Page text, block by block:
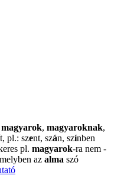
magyarok, magyaroknak,
pl.: szent, szán, színben
pl. magyarok-ra nem -
az alma szó